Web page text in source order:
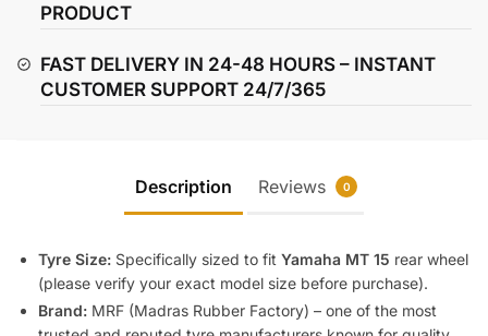
PRODUCT
FAST DELIVERY IN 24-48 HOURS – INSTANT
CUSTOMER SUPPORT 24/7/365
Description Reviews 0
Tyre Size: Specifically sized to fit Yamaha MT 15 rear wheel
(please verify your exact model size before purchase).
Brand: MRF (Madras Rubber Factory) – one of the most